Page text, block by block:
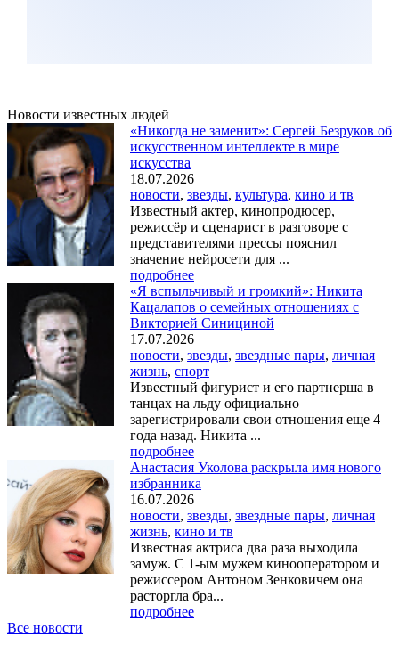
Новости известных людей
«Никогда не заменит»: Сергей Безруков об
искусственном интеллекте в мире
искусства
18.07.2026
новости, звезды, культура, кино и тв
Известный актер, кинопродюсер,
режиссёр и сценарист в разговоре с
представителями прессы пояснил
значение нейросети для ...
подробнее
«Я вспыльчивый и громкий»: Никита
Кацалапов о семейных отношениях с
Викторией Синициной
17.07.2026
новости, звезды, звездные пары, личная
жизнь, спорт
Известный фигурист и его партнерша в
танцах на льду официально
зарегистрировали свои отношения еще 4
года назад. Никита ...
подробнее
Анастасия Уколова раскрыла имя нового
избранника
16.07.2026
новости, звезды, звездные пары, личная
жизнь, кино и тв
Известная актриса два раза выходила
замуж. С 1-ым мужем кинооператором и
режиссером Антоном Зенковичем она
расторгла бра...
подробнее
Все новости